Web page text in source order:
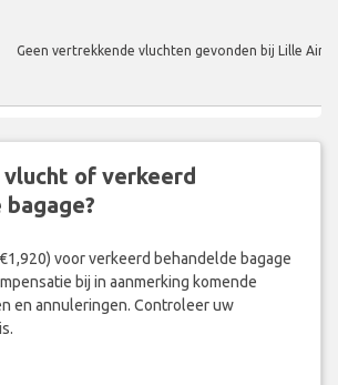
Geen vertrekkende vluchten gevonden bij Lille
of verkeerd
voor verkeerd behandelde bagage
bij in aanmerking komende
en annuleringen. Controleer uw